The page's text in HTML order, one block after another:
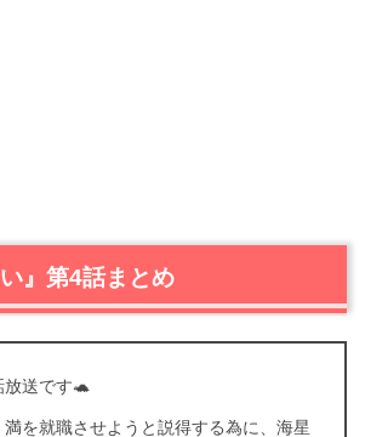
い』第4話まとめ
放送です🐢
満を就職させようと説得する為に、海星